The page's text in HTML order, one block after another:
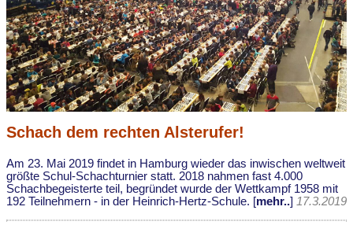
Schach dem rechten Alsterufer!
Am 23. Mai 2019 findet in Hamburg wieder das inwischen weltweit
größte Schul-Schachturnier statt. 2018 nahmen fast 4.000
Schachbegeisterte teil, begründet wurde der Wettkampf 1958 mit
192 Teilnehmern - in der Heinrich-Hertz-Schule. [mehr..] 17.3.2019